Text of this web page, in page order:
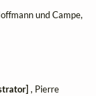
und Campe,
, Pierre